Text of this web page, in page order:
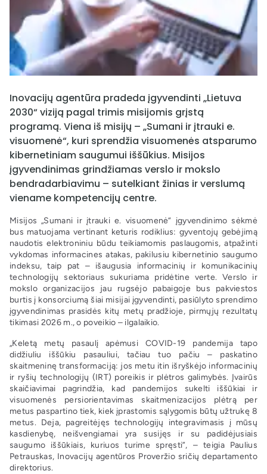
Inovacijų agentūra pradeda įgyvendinti „Lietuva
2030“ viziją pagal trimis misijomis grįstą
programą. Viena iš misijų – „Sumani ir įtrauki e.
visuomenė“, kuri sprendžia visuomenės atsparumo
kibernetiniam saugumui iššūkius. Misijos
įgyvendinimas grindžiamas verslo ir mokslo
bendradarbiavimu – sutelkiant žinias ir verslumą
viename kompetencijų centre.
Misijos „Sumani ir įtrauki e. visuomenė“ įgyvendinimo sėkmė
bus matuojama vertinant keturis rodiklius: gyventojų gebėjimą
naudotis elektroniniu būdu teikiamomis paslaugomis, atpažinti
vykdomas informacines atakas, pakilusiu kibernetinio saugumo
indeksu, taip pat – išaugusia informacinių ir komunikacinių
technologijų sektoriaus sukuriama pridėtine verte. Verslo ir
mokslo organizacijos jau rugsėjo pabaigoje bus pakviestos
burtis į konsorciumą šiai misijai įgyvendinti, pasiūlyto sprendimo
įgyvendinimas prasidės kitų metų pradžioje, pirmųjų rezultatų
tikimasi 2026 m., o poveikio – ilgalaikio.
„Keletą metų pasaulį apėmusi COVID-19 pandemija tapo
didžiuliu iššūkiu pasauliui, tačiau tuo pačiu – paskatino
skaitmeninę transformaciją: jos metu itin išryškėjo informacinių
ir ryšių technologijų (IRT) poreikis ir plėtros galimybės. Įvairūs
skaičiavimai pagrindžia, kad pandemijos sukelti iššūkiai ir
visuomenės persiorientavimas skaitmenizacijos plėtrą per
metus paspartino tiek, kiek įprastomis sąlygomis būtų užtrukę 8
metus. Deja, pagreitėjęs technologijų integravimasis į mūsų
kasdienybę, neišvengiamai yra susijęs ir su padidėjusiais
saugumo iššūkiais, kuriuos turime spręsti”, – teigia Paulius
Petrauskas, Inovacijų agentūros Proveržio sričių departamento
direktorius.